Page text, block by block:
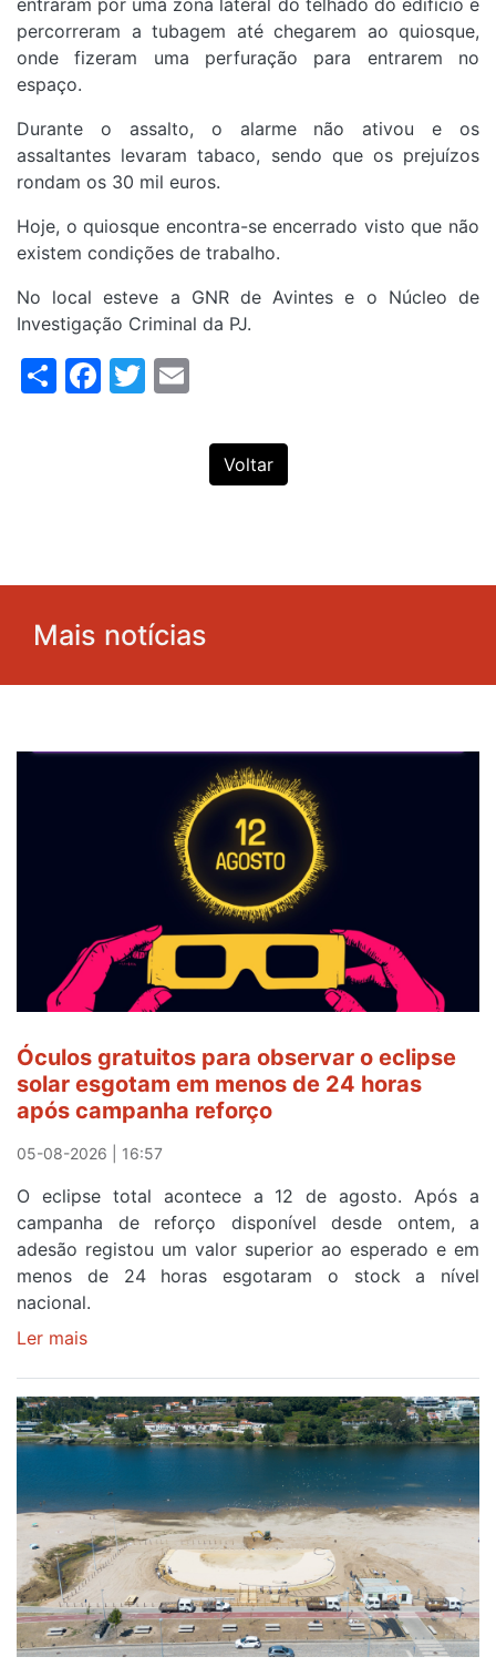
entraram por uma zona lateral do telhado do edifício e
percorreram a tubagem até chegarem ao quiosque,
onde fizeram uma perfuração para entrarem no
espaço.
Durante o assalto, o alarme não ativou e os
assaltantes levaram tabaco, sendo que os prejuízos
rondam os 30 mil euros.
Hoje, o quiosque encontra-se encerrado visto que não
existem condições de trabalho.
No local esteve a GNR de Avintes e o Núcleo de
Investigação Criminal da PJ.
ShareFacebook
Twitter
Voltar
Mais notícias
Óculos gratuitos para observar o eclipse
solar esgotam em menos de 24 horas
após campanha reforço
05-08-2026 | 16:57
O eclipse total acontece a 12 de agosto. Após a
campanha de reforço disponível desde ontem, a
adesão registou um valor superior ao esperado e em
menos de 24 horas esgotaram o stock a nível
nacional.
Ler mais
para
observar
eclipse
solar
esgotam
em
menos
de
24